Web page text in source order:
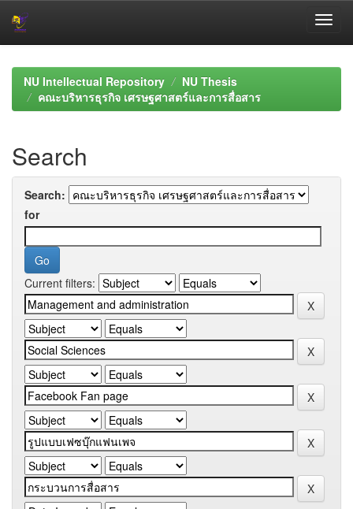
navigationNU Intellectual Repository
NU Thesis
คณะบริหารธุรกิจ เศรษฐศาสตร์และการสื่อสาร
Search
Search:
for
Current filters: